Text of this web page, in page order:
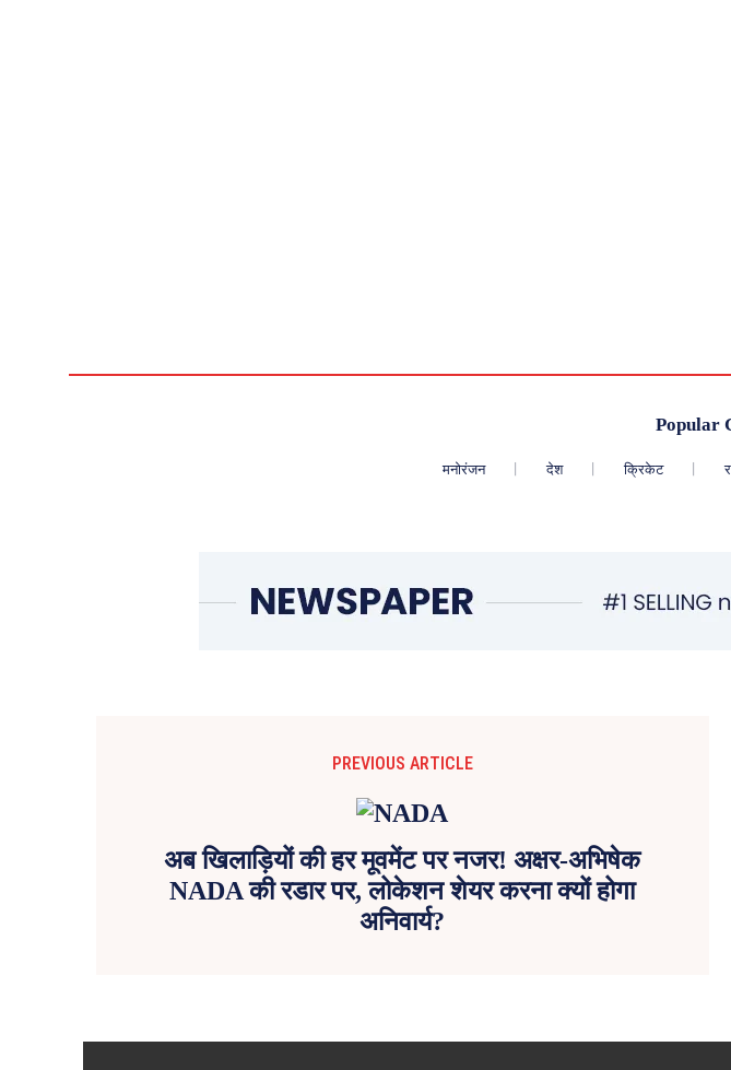
Popular
मनोरंजन देश क्रिकेट
PREVIOUS ARTICLE
अब खिलाड़ियों की हर मूवमेंट पर नजर! अक्षर-अभिषेक
NADA की रडार पर, लोकेशन शेयर करना क्यों होगा
अनिवार्य?